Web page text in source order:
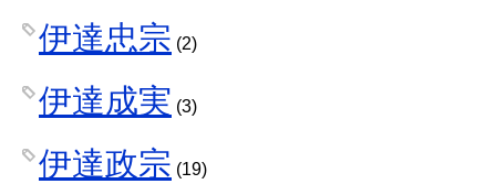
伊達忠宗 (2)
伊達成実 (3)
伊達政宗 (19)